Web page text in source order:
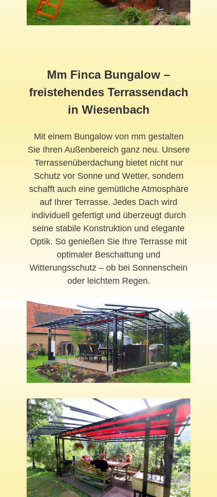
Mm Finca Bungalow –
freistehendes Terrassendach
in Wiesenbach
Mit einem Bungalow von mm gestalten
Sie Ihren Außenbereich ganz neu. Unsere
Terrassenüberdachung bietet nicht nur
Schutz vor Sonne und Wetter, sondern
schafft auch eine gemütliche Atmosphäre
auf Ihrer Terrasse. Jedes Dach wird
individuell gefertigt und überzeugt durch
seine stabile Konstruktion und elegante
Optik. So genießen Sie Ihre Terrasse mit
optimaler Beschattung und
Witterungsschutz – ob bei Sonnenschein
oder leichtem Regen.